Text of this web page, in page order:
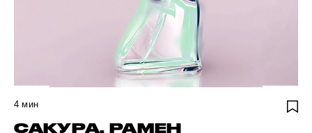
4 мин
САКУРА, РАМЕН